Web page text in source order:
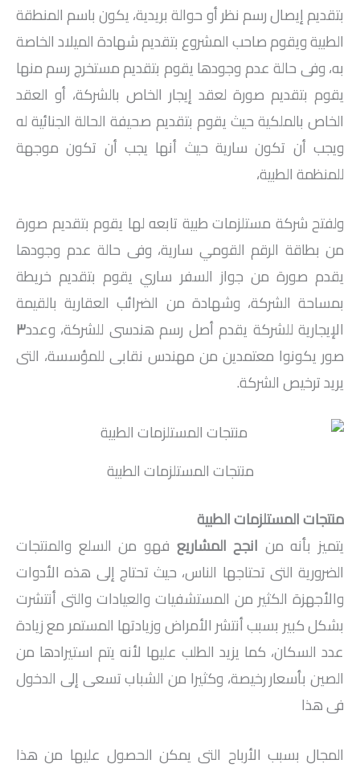
بتقديم إيصال رسم نظر أو حوالة بريدية، يكون باسم المنطقة
الطبية ويقوم صاحب المشروع بتقديم شهادة الميلاد الخاصة
به، وفى حالة عدم وجودها يقوم بتقديم مستخرج رسم منها
يقوم بتقديم صورة لعقد إيجار الخاص بالشركة، أو العقد
الخاص بالملكية حيث يقوم بتقديم صحيفة الحالة الجنائية له
ويجب أن تكون سارية حيث أنها يجب أن تكون موجهة
للمنظمة الطبية،
ولفتح شركة مستلزمات طبية تابعه لها يقوم بتقديم صورة
من بطاقة الرقم القومي سارية، وفى حالة عدم وجودها
يقدم صورة من جواز السفر ساري يقوم بتقديم خريطة
بمساحة الشركة، وشهادة من الضرائب العقارية بالقيمة
الإيجارية للشركة يقدم أصل رسم هندسى للشركة، وعدد٣
صور يكونوا معتمدين من مهندس نقابى للمؤسسة، التى
يريد ترخيص الشركة.
منتجات المستلزمات الطبية
منتجات المستلزمات الطبية
يتميز بأنه من انجح المشاريع فهو من السلع والمنتجات
الضرورية التى تحتاجها الناس، حيث تحتاج إلى هذه الأدوات
والأجهزة الكثير من المستشفيات والعيادات والتى أنتشرت
بشكل كبير بسبب أنتشر الأمراض وزيادتها المستمر مع زيادة
عدد السكان، كما يزيد الطلب عليها لأنه يتم استيرادها من
الصين بأسعار رخيصة، وكثيرا من الشباب تسعى إلى الدخول
فى هذا
المجال بسبب الأرباح التى يمكن الحصول عليها من هذا